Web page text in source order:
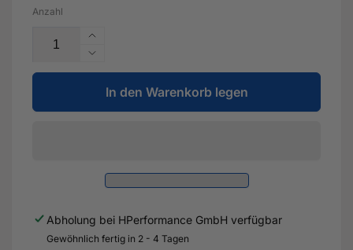
Anzahl
Erhöhe
die
Menge
für
TS-
6466
1.07AR
Extern
Verringere
die
Menge
für
Turbolader
6466
Band
1.07AR
In den Warenkorb legen
Abholung bei HPerformance GmbH verfügbar
Gewöhnlich fertig in 2 - 4 Tagen